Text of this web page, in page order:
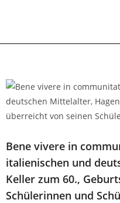
Bene vivere in
italienischen und
Keller zum 60.,
Schülerinnen und